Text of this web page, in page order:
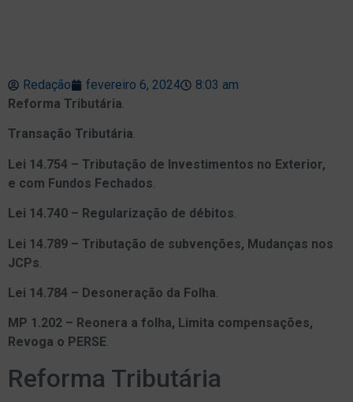
Redação fevereiro 6, 2024
8:03 am
Reforma Tributária.
Transação Tributária.
Lei 14.754 – Tributação de Investimentos no Exterior,
e com Fundos Fechados
Lei 14.740 – Regularização de débitos.
Lei 14.789 – Tributação de subvenções, Mudanças nos
JCPs
Lei 14.784 – Desoneração da Folha.
MP 1.202 – Reonera a folha, Limita compensações,
Revoga o PERSE.
Reforma Tributária